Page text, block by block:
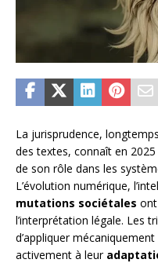
La jurisprudence,
des textes, connaît en 2025
de son rôle dans les
L’évolution numérique,
mutations sociétales
l’interprétation légale. Les
d’appliquer
activement à leur